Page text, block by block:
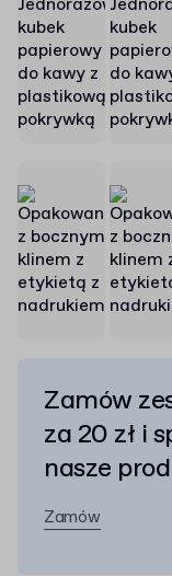
Zamów
za 20 zł i
nasze
Zamów